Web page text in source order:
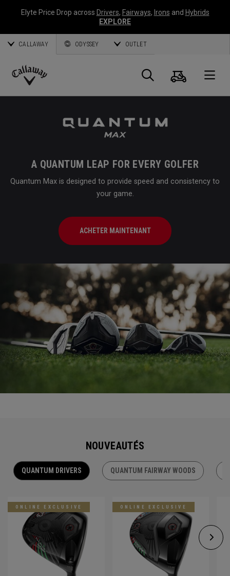
Elyte Price Drop across Drivers, Fairways, Irons and Hybrids
EXPLORE
CALLAWAY ODYSSEY OUTLET
Callaway
Panier
A QUANTUM LEAP FOR EVERY GOLFER
Quantum Max is designed to provide speed and consistency to
your game.
ACHETER MAINTENANT
NOUVEAUTÉS
QUANTUM DRIVERS QUANTUM FAIRWAY WOODS
ONLINE EXCLUSIVE ONLINE EXCLUSIVE